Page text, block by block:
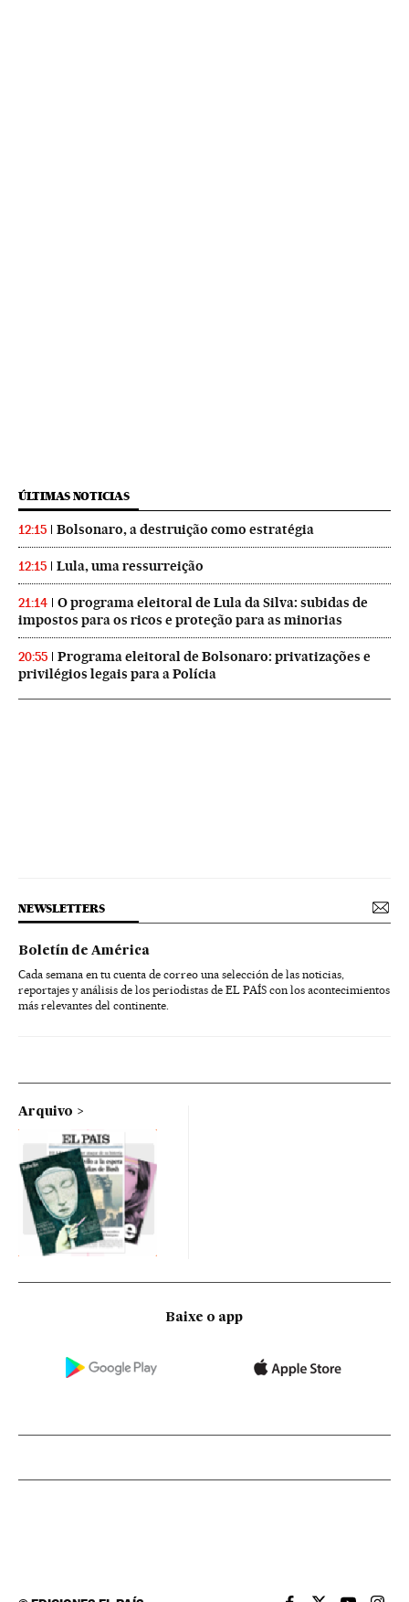
ÚLTIMAS NOTICIAS
12:15 Bolsonaro, a destruição como estratégia
12:15 Lula, uma ressurreição
21:14
O programa eleitoral de Lula da Silva: subidas de
impostos para os ricos e proteção para as minorias
20:55
Programa eleitoral de Bolsonaro: privatizações e
privilégios legais para a Polícia
NEWSLETTERS
Boletín de América
Cada semana en tu cuenta de correo una selección de las noticias,
reportajes y análisis de los periodistas de EL PAÍS con los acontecimientos
más relevantes del continente.
Arquivo
Baixe o app